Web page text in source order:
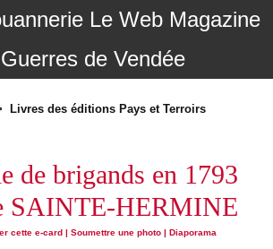
Le Web Magazine
de Vendée
Livres des éditions Pays et Terroirs
de brigands en 1793
SAINTE-HERMINE
cette e-card | Soumettre une photo | Diaporama